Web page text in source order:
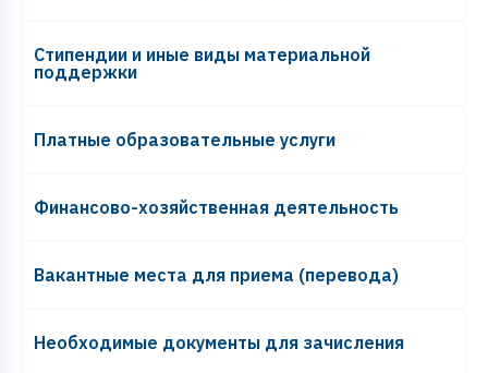
Стипендии и иные виды материальной
поддержки
Платные образовательные услуги
Финансово-хозяйственная деятельность
Вакантные места для приема (перевода)
Необходимые документы для зачисления